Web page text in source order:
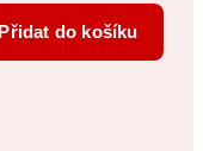
Přidat do košíku